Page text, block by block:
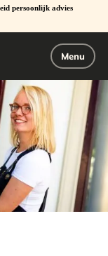
Menu
persoonlijk advies